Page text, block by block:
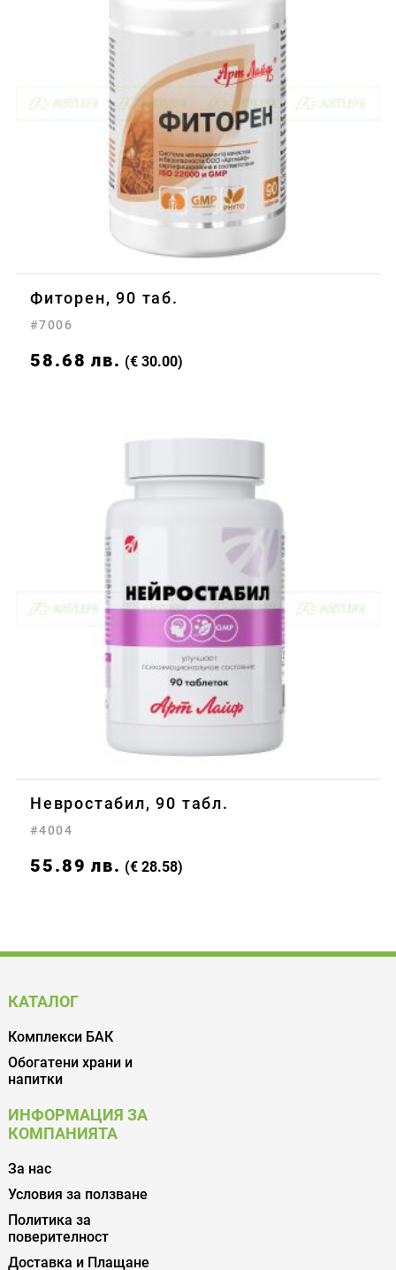
Фиторен, 90 таб.
#7006
58.68 лв. (€ 30.00)
Невростабил, 90 табл.
#4004
55.89 лв. (€ 28.58)
КАТАЛОГ
Комплекси БАК
Обогатени храни и
напитки
ИНФОРМАЦИЯ ЗА
КОМПАНИЯТА
За нас
Условия за ползване
Политика за
поверителност
Доставка и Плащане